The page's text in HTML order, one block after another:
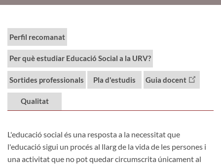
Perfil recomanat
Per què estudiar Educació Social a la URV?
Sortides professionals Pla d'estudis Guia docent
Qualitat
L'educació social és una resposta a la necessitat que
l'educació sigui un procés al llarg de la vida de les persones i
una activitat que no pot quedar circumscrita únicament al